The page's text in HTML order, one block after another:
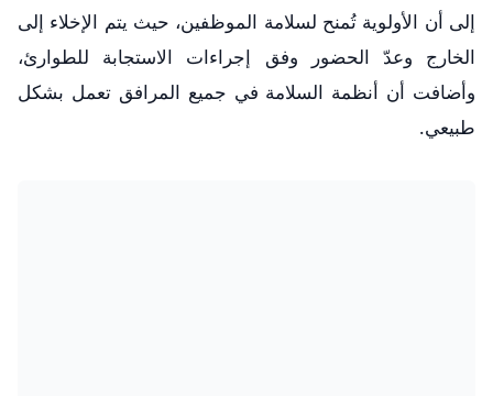
إلى أن الأولوية تُمنح لسلامة الموظفين، حيث يتم الإخلاء إلى
الخارج وعدّ الحضور وفق إجراءات الاستجابة للطوارئ،
وأضافت أن أنظمة السلامة في جميع المرافق تعمل بشكل
طبيعي.